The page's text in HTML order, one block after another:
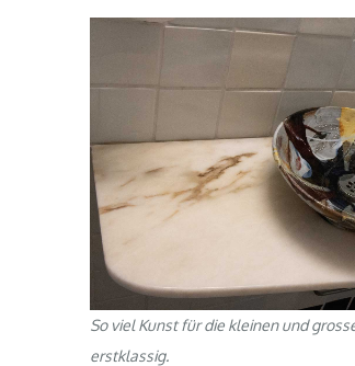
So viel Kunst für die kleinen und
erstklassig.